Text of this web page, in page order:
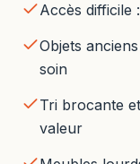
Accès difficile
Objets
soin
Tri brocante
valeur